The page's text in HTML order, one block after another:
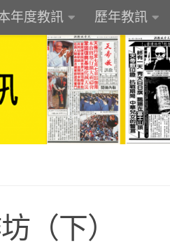
年度教訊 歷年教訊
（下）